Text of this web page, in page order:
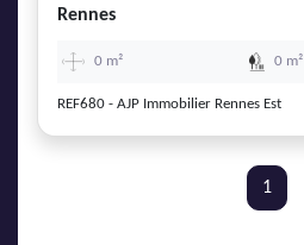
Rennes
0 m² 0 m²
REF680 - AJP Immobilier Rennes Est
1